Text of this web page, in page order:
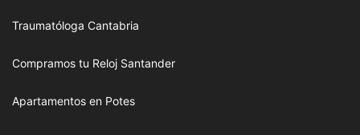
Traumatóloga Cantabria
Compramos tu Reloj Santander
Apartamentos en Potes